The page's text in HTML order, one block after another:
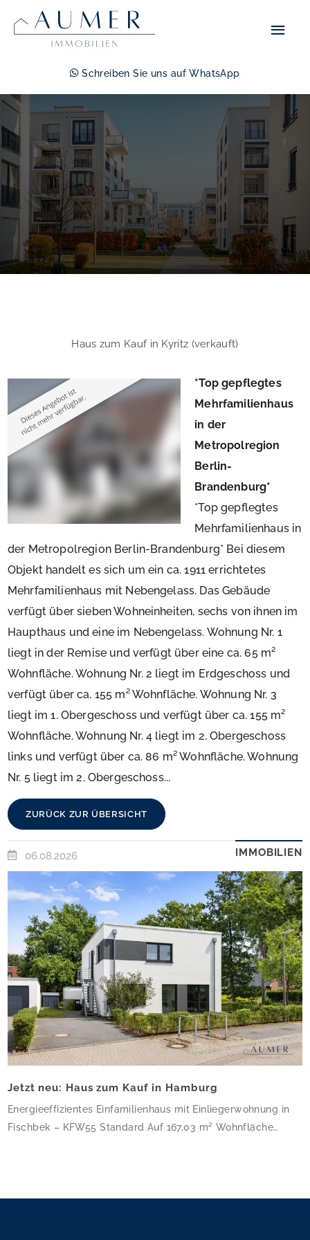
Schreiben Sie uns auf WhatsApp
Haus zum Kauf in Kyritz (verkauft)
*Top gepflegtes
Mehrfamilienhaus
in der
Metropolregion
Berlin-
Brandenburg*
*Top gepflegtes
Mehrfamilienhaus in
der Metropolregion Berlin-Brandenburg* Bei diesem
Objekt handelt es sich um ein ca. 1911 errichtetes
Mehrfamilienhaus mit Nebengelass. Das Gebäude
verfügt über sieben Wohneinheiten, sechs von ihnen im
Haupthaus und eine im Nebengelass. Wohnung Nr. 1
liegt in der Remise und verfügt über eine ca. 65 m²
Wohnfläche. Wohnung Nr. 2 liegt im Erdgeschoss und
verfügt über ca. 155 m² Wohnfläche. Wohnung Nr. 3
liegt im 1. Obergeschoss und verfügt über ca. 155 m²
Wohnfläche. Wohnung Nr. 4 liegt im 2. Obergeschoss
links und verfügt über ca. 86 m² Wohnfläche. Wohnung
Nr. 5 liegt im 2. Obergeschoss...
ZURÜCK ZUR ÜBERSICHT
06.08.2026 IMMOBILIEN
Jetzt neu: Haus zum Kauf in Hamburg
Energieeffizientes Einfamilienhaus mit Einliegerwohnung in
Fischbek – KFW55 Standard Auf 167,03 m² Wohnfläche
Putzfassade wurde 2018 nach KfW-55-Standard errichtet,